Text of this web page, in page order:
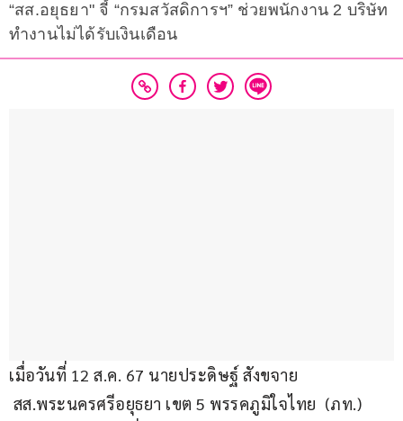
“สส.อยุธยา" จี้ “กรมสวัสดิการฯ” ช่วยพนักงาน 2 บริษัท
ทำงานไม่ได้รับเงินเดือน
เมื่อวันที่ 12 ส.ค. 67 นายประดิษฐ์ สังขจาย
สส.พระนครศรีอยุธยา เขต 5 พรรคภูมิใจไทย  (ภท.)